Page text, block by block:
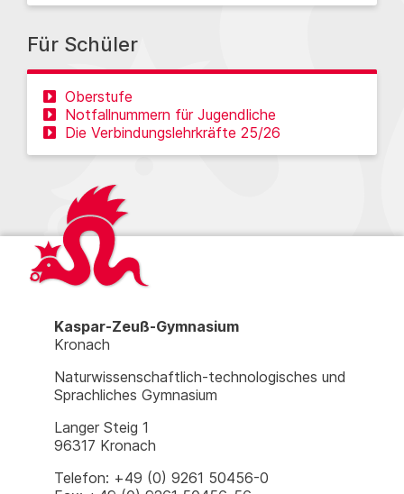
Für Schüler
Oberstufe
Notfallnummern für Jugendliche
Die Verbindungslehrkräfte 25/26
Kaspar-Zeuß-Gymnasium
Kronach
Naturwissenschaftlich-technologisches und
Sprachliches Gymnasium
Langer Steig 1
96317 Kronach
Telefon: +49 (0) 9261 50456-0